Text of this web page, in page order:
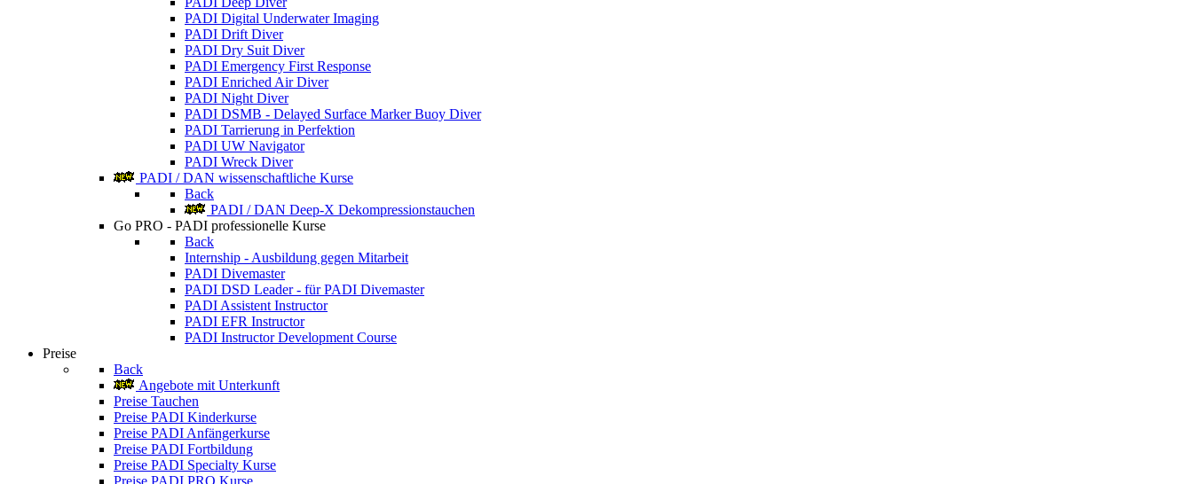
PADI Digital Underwater Imaging
PADI Drift Diver
PADI Dry Suit Diver
PADI Emergency First Response
PADI Enriched Air Diver
PADI Night Diver
PADI DSMB - Delayed Surface Marker Buoy Diver
PADI Tarrierung in Perfektion
PADI UW Navigator
PADI Wreck Diver
PADI / DAN wissenschaftliche Kurse
Back
PADI / DAN Deep-X Dekompressionstauchen
Go PRO - PADI professionelle Kurse
Back
Internship - Ausbildung gegen Mitarbeit
PADI Divemaster
PADI DSD Leader - für PADI Divemaster
PADI Assistent Instructor
PADI EFR Instructor
PADI Instructor Development Course
Preise
Back
Angebote mit Unterkunft
Preise Tauchen
Preise PADI Kinderkurse
Preise PADI Anfängerkurse
Preise PADI Fortbildung
Preise PADI Specialty Kurse
Preise PADI PRO Kurse